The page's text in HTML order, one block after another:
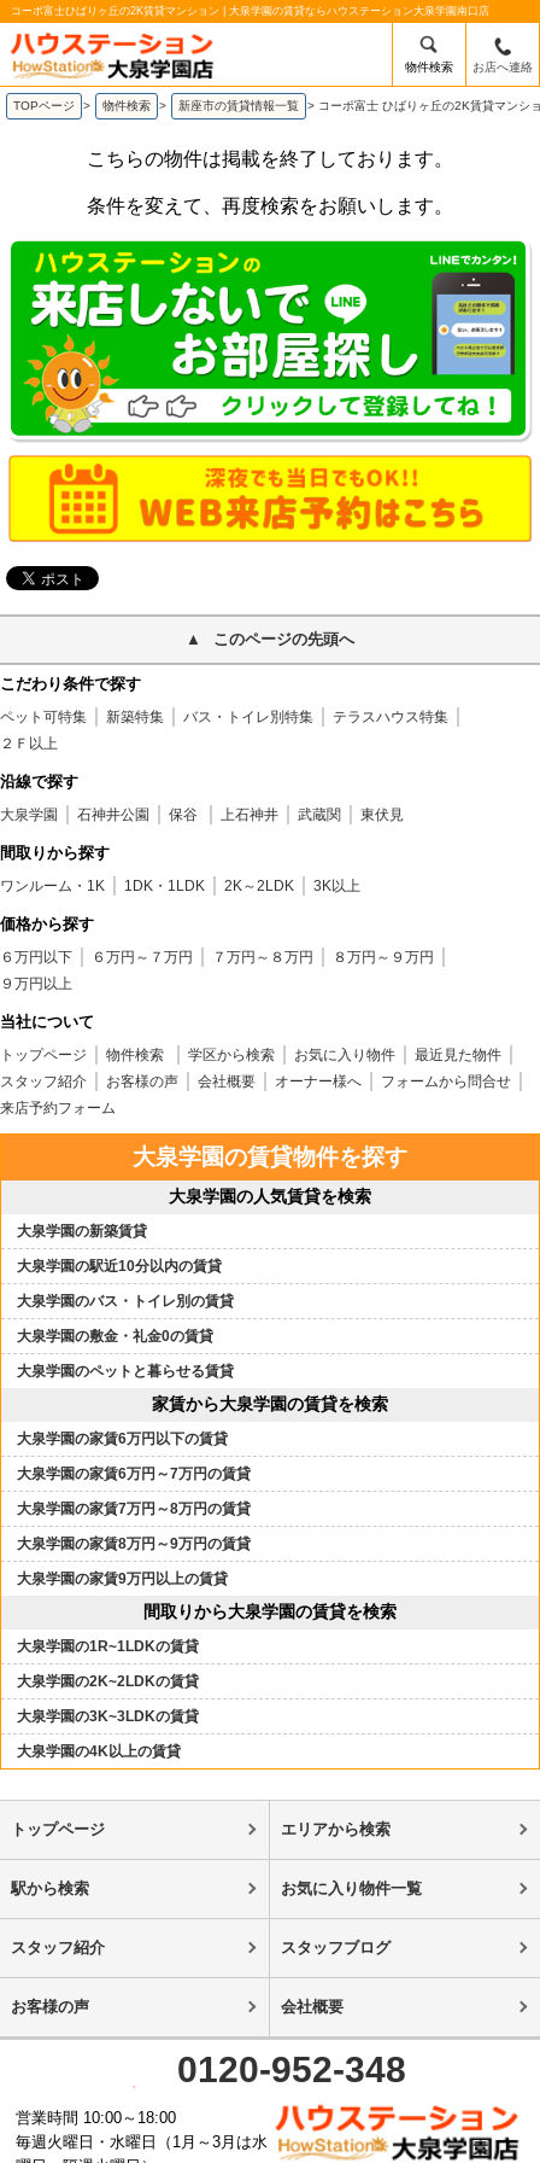
コーポ富士ひばりヶ丘の2K賃貸マンション | 大泉学園の賃貸ならハウステーション大泉学園南口店
物件検索 お店へ連絡
TOPページ > 物件検索 > 新座市の賃貸情報一覧 > コーポ富士 ひばりヶ丘の2K賃貸マンシ
こちらの物件は掲載を終了しております。
条件を変えて、再度検索をお願いします。
このページの先頭へ
こだわり条件で探す
ペット可特集 新築特集 バス・トイレ別特集
テラスハウス特集
２Ｆ以上
沿線で探す
大泉学園 石神井公園 保谷 上石神井 武蔵関 東伏見
間取りから探す
ワンルーム・1K 1DK・1LDK 2K～2LDK 3K以上
価格から探す
６万円以下 ６万円～７万円 ７万円～８万円
８万円～９万円
９万円以上
当社について
トップページ 物件検索 学区から検索 お気に入り物件
最近見た物件
スタッフ紹介
お客様の声 会社概要 オーナー様へ
フォームから問合せ
来店予約フォーム
大泉学園の賃貸物件を探す
大泉学園の人気賃貸を検索
大泉学園の新築賃貸
大泉学園の駅近10分以内の賃貸
大泉学園のバス・トイレ別の賃貸
大泉学園の敷金・礼金0の賃貸
大泉学園のペットと暮らせる賃貸
家賃から大泉学園の賃貸を検索
大泉学園の家賃6万円以下の賃貸
大泉学園の家賃6万円～7万円の賃貸
大泉学園の家賃7万円～8万円の賃貸
大泉学園の家賃8万円～9万円の賃貸
大泉学園の家賃9万円以上の賃貸
間取りから大泉学園の賃貸を検索
大泉学園の1R~1LDKの賃貸
大泉学園の2K~2LDKの賃貸
大泉学園の3K~3LDKの賃貸
大泉学園の4K以上の賃貸
トップページ エリアから検索
駅から検索 お気に入り物件一覧
スタッフ紹介 スタッフブログ
お客様の声 会社概要
0120-952-348
営業時間 10:00～18:00
毎週火曜日・水曜日（1月～3月は水